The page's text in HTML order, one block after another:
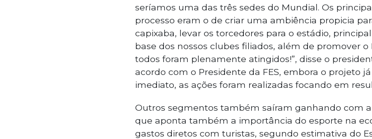
seríamos uma das três sedes do Mundial. Os
processo eram o de criar uma ambiência propicia
capixaba, levar os torcedores para o estádio,
base dos nossos clubes filiados, além de promover
todos foram plenamente atingidos!”, disse o
acordo com o Presidente da FES, embora o projeto
imediato, as ações foram realizadas focando em
Outros segmentos também saíram ganhando com
que aponta também a importância do esporte na
gastos diretos com turistas, segundo estimativa do